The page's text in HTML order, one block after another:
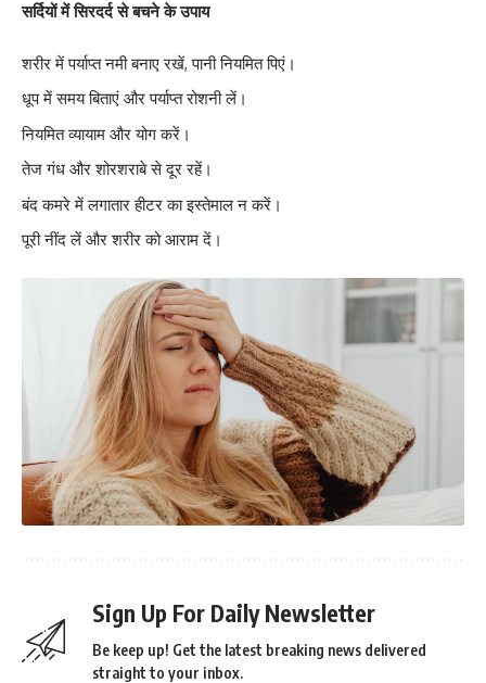
सर्दियों में सिरदर्द से बचने के उपाय
शरीर में पर्याप्त नमी बनाए रखें, पानी नियमित पिएं।
धूप में समय बिताएं और पर्याप्त रोशनी लें।
नियमित व्यायाम और योग करें।
तेज गंध और शोरशराबे से दूर रहें।
बंद कमरे में लगातार हीटर का इस्तेमाल न करें।
पूरी नींद लें और शरीर को आराम दें।
Sign Up For Daily Newsletter
Be keep up! Get the latest breaking news delivered
straight to your inbox.